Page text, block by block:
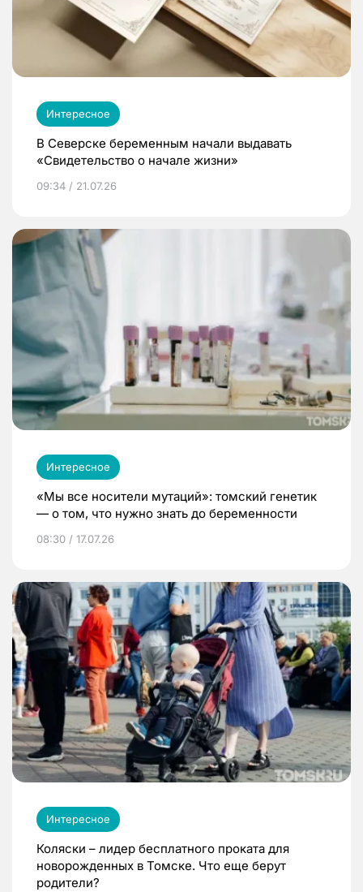
Интересное
В Северске беременным начали выдавать
«Свидетельство о начале жизни»
09:34 / 21.07.26
Интересное
«Мы все носители мутаций»: томский генетик
— о том, что нужно знать до беременности
08:30 / 17.07.26
Интересное
Коляски – лидер бесплатного проката для
новорожденных в Томске. Что еще берут
родители?